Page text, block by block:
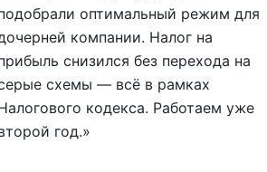
оптимальный режим для
компании. Налог на
снизился без перехода на
схемы — всё в рамках
кодекса. Работаем уже
год.»